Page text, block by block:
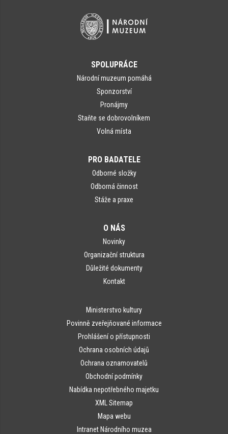
SPOLUPRÁCE
Národní muzeum pomáhá
Sponzorství
Pronájmy
Staňte se dobrovolníkem
Volná místa
PRO BADATELE
Odborné složky
Odborná činnost
Stáže a praxe
O NÁS
Novinky
Organizační struktura
Důležité dokumenty
Kontakt
Ministerstvo kultury
Povinně zveřejňované informace
Prohlášení o přístupnosti
Ochrana osobních údajů
Ochrana oznamovatelů
Obchodní podmínky
Nabídka nepotřebného majetku
XML Sitemap
Mapa webu
Intranet Národního muzea